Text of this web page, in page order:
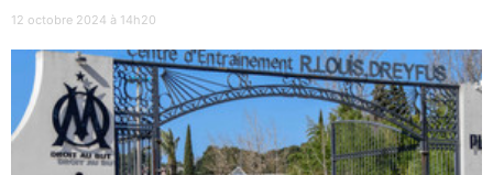
12 octobre 2024 à 14h20